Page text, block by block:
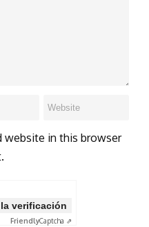
website in this browser
verificación
FriendlyCaptcha ⇗